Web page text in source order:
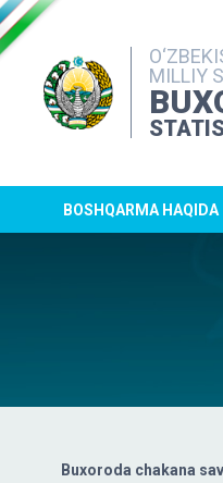
MILLIY
BOSHQARMA HAQIDA
Buxoroda chakana